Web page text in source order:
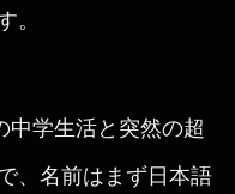
中学生活と突然の超
、名前はまず日本語